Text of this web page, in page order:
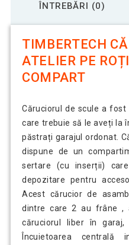
ÎNTREBĂRI (0)
TIMBERTECH
ATELIER PE
COMPART
Căruciorul de scule a
care trebuie să le aveți la
păstrați garajul ordonat.
dispune de un
sertare (cu inserții)
depozitare pentru
Acest cărucior de
dintre care 2 au frâne ,
căruciorul liber în
Încuietoarea centrală